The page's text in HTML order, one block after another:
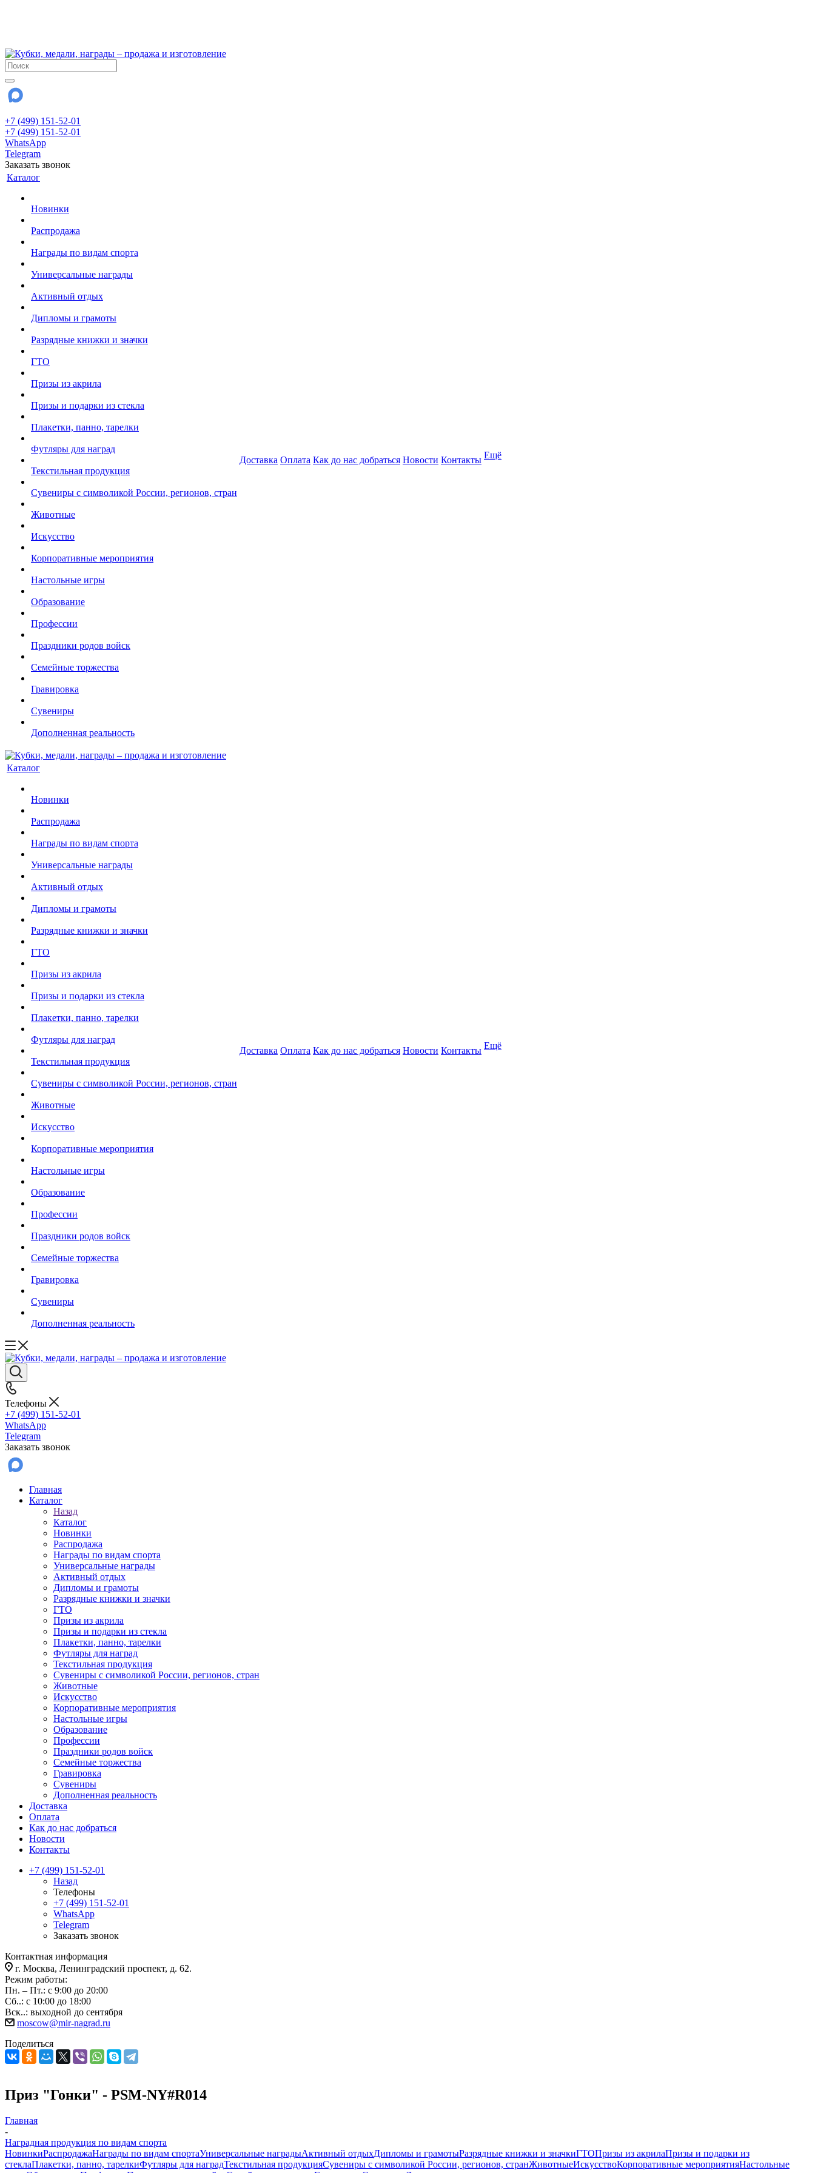
+7 (499) 151-52-01
+7 (499) 151-52-01
WhatsApp
Telegram
Заказать звонок
Каталог
Новинки
Распродажа
Награды по видам спорта
Универсальные награды
Активный отдых
Дипломы и грамоты
Разрядные книжки и значки
ГТО
Призы из акрила
Призы и подарки из стекла
Плакетки, панно, тарелки
Футляры для наград
Текстильная продукция
Сувениры с символикой России, регионов, стран
Животные
Искусство
Корпоративные мероприятия
Настольные игры
Образование
Профессии
Праздники родов войск
Семейные торжества
Гравировка
Сувениры
Дополненная реальность
Доставка Оплата Как до нас добраться Новости Контакты Ещё
Каталог
Новинки
Распродажа
Награды по видам спорта
Универсальные награды
Активный отдых
Дипломы и грамоты
Разрядные книжки и значки
ГТО
Призы из акрила
Призы и подарки из стекла
Плакетки, панно, тарелки
Футляры для наград
Текстильная продукция
Сувениры с символикой России, регионов, стран
Животные
Искусство
Корпоративные мероприятия
Настольные игры
Образование
Профессии
Праздники родов войск
Семейные торжества
Гравировка
Сувениры
Дополненная реальность
Доставка Оплата Как до нас добраться Новости Контакты Ещё
Телефоны
+7 (499) 151-52-01
WhatsApp
Telegram
Заказать звонок
Главная
Каталог
Назад
Каталог
Новинки
Распродажа
Награды по видам спорта
Универсальные награды
Активный отдых
Дипломы и грамоты
Разрядные книжки и значки
ГТО
Призы из акрила
Призы и подарки из стекла
Плакетки, панно, тарелки
Футляры для наград
Текстильная продукция
Сувениры с символикой России, регионов, стран
Животные
Искусство
Корпоративные мероприятия
Настольные игры
Образование
Профессии
Праздники родов войск
Семейные торжества
Гравировка
Сувениры
Дополненная реальность
Доставка
Оплата
Как до нас добраться
Новости
Контакты
+7 (499) 151-52-01
Назад
Телефоны
+7 (499) 151-52-01
WhatsApp
Telegram
Заказать звонок
Контактная информация
г. Москва, Ленинградский проспект, д. 62.
Режим работы:
Пн. – Пт.: с 9:00 до 20:00
Сб..: с 10:00 до 18:00
Вск..: выходной до сентября
moscow@mir-nagrad.ru
Поделиться
Приз "Гонки" - PSM-NY#R014
Главная
-
Наградная продукция по видам спорта
НовинкиРаспродажаНаграды по видам спортаУниверсальные наградыАктивный отдыхДипломы и грамотыРазрядные книжки и значкиГТОПризы из акрилаПризы и подарки из
стеклаПлакетки, панно, тарелкиФутляры для наградТекстильная продукцияСувениры с символикой России, регионов, странЖивотныеИскусствоКорпоративные мероприятияНастольные